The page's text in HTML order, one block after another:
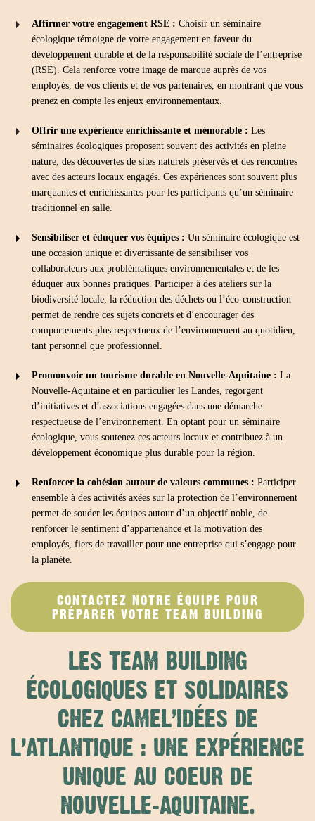
Affirmer votre engagement RSE : Choisir un séminaire
écologique témoigne de votre engagement en faveur du
développement durable et de la responsabilité sociale de l’entreprise
(RSE). Cela renforce votre image de marque auprès de vos
employés, de vos clients et de vos partenaires, en montrant que vous
prenez en compte les enjeux environnementaux.
Offrir une expérience enrichissante et mémorable : Les
séminaires écologiques proposent souvent des activités en pleine
nature, des découvertes de sites naturels préservés et des rencontres
avec des acteurs locaux engagés. Ces expériences sont souvent plus
marquantes et enrichissantes pour les participants qu’un séminaire
traditionnel en salle.
Sensibiliser et éduquer vos équipes : Un séminaire écologique est
une occasion unique et divertissante de sensibiliser vos
collaborateurs aux problématiques environnementales et de les
éduquer aux bonnes pratiques. Participer à des ateliers sur la
biodiversité locale, la réduction des déchets ou l’éco-construction
permet de rendre ces sujets concrets et d’encourager des
comportements plus respectueux de l’environnement au quotidien,
tant personnel que professionnel.
Promouvoir un tourisme durable en Nouvelle-Aquitaine : La
Nouvelle-Aquitaine et en particulier les Landes, regorgent
d’initiatives et d’associations engagées dans une démarche
respectueuse de l’environnement. En optant pour un séminaire
écologique, vous soutenez ces acteurs locaux et contribuez à un
développement économique plus durable pour la région.
Renforcer la cohésion autour de valeurs communes : Participer
ensemble à des activités axées sur la protection de l’environnement
permet de souder les équipes autour d’un objectif noble, de
renforcer le sentiment d’appartenance et la motivation des
employés, fiers de travailler pour une entreprise qui s’engage pour
la planète.
CONTACTEZ NOTRE ÉQUIPE POUR
PRÉPARER VOTRE TEAM BUILDING
LES TEAM BUILDING
ÉCOLOGIQUES ET SOLIDAIRES
CHEZ CAMEL’IDÉES DE
L’ATLANTIQUE : UNE EXPÉRIENCE
UNIQUE AU COEUR DE
NOUVELLE-AQUITAINE.